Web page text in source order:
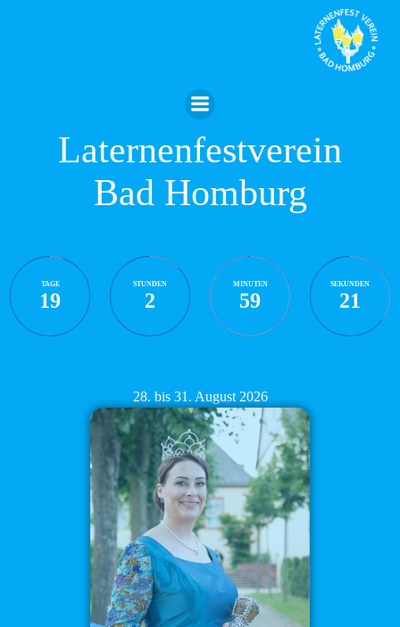
Laternenfestverein
Bad Homburg
TAGE
19
STUNDEN
2
MINUTEN
59
SEKUNDEN
20
28. bis 31. August 2026